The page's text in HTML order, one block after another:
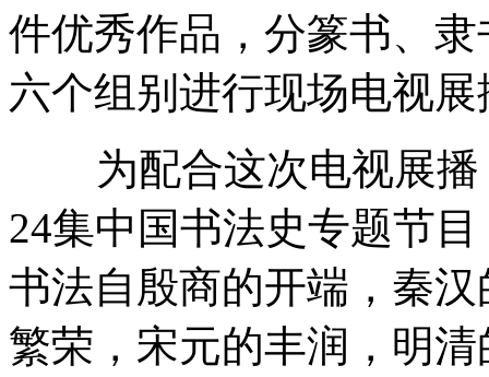
件优秀作品，分篆书、
六个组别进行现场电视展
为配合这次电视展播
24集中国书法史专题节
书法自殷商的开端，秦
繁荣，宋元的丰润，明